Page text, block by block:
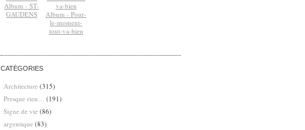
Album - ST-
GAUDENS
Album - Pour-
le-moment-
tout-va-bien
CATÉGORIES
Architecture (315)
Presque rien…
(191)
Signe de vie (86)
argentique (83)